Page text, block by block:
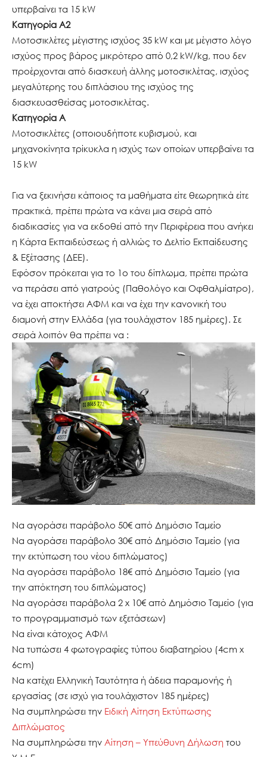
υπερβαίνει τα 15 kW
Κατηγορία A2
Μοτοσικλέτες μέγιστης ισχύος 35 kW και με μέγιστο λόγο
ισχύος προς βάρος μικρότερο από 0,2 kW/kg, που δεν
προέρχονται από διασκευή άλλης μοτοσικλέτας, ισχύος
μεγαλύτερης του διπλάσιου της ισχύος της
διασκευασθείσας μοτοσικλέτας.
Κατηγορία Α
Μοτοσικλέτες (οποιουδήποτε κυβισμού, και
μηχανοκίνητα τρίκυκλα η ισχύς των οποίων υπερβαίνει τα
15 kW
Για να ξεκινήσει κάποιος τα μαθήματα είτε θεωρητικά είτε
πρακτικά, πρέπει πρώτα να κάνει μια σειρά από
διαδικασίες για να εκδοθεί από την Περιφέρεια που ανήκει
η Κάρτα Εκπαιδεύσεως ή αλλιώς το Δελτίο Εκπαίδευσης
& Εξέτασης (ΔΕΕ).
Εφόσον πρόκειται για το 1ο του δίπλωμα, πρέπει πρώτα
να περάσει από γιατρούς (Παθολόγο και Οφθαλμίατρο),
να έχει αποκτήσει ΑΦΜ και να έχει την κανονική του
διαμονή στην Ελλάδα (για τουλάχιστον 185 ημέρες). Σε
σειρά λοιπόν θα πρέπει να :
Να αγοράσει παράβολο 50€ από Δημόσιο Ταμείο
Να αγοράσει παράβολο 30€ από Δημόσιο Ταμείο (για
την εκτύπωση του νέου διπλώματος)
Nα αγοράσει παράβολο 18€ από Δημόσιο Ταμείο (για
την απόκτηση του διπλώματος)
Να αγοράσει παράβολα 2 x 10€ από Δημόσιο Ταμείο (για
το προγραμματισμό των εξετάσεων)
Να είναι κάτοχος ΑΦΜ
Να τυπώσει 4 φωτογραφίες τύπου διαβατηρίου (4cm x
6cm)
Να κατέχει Ελληνική Ταυτότητα ή άδεια παραμονής ή
εργασίας (σε ισχύ για τουλάχιστον 185 ημέρες)
Να συμπληρώσει την Ειδική Αίτηση Εκτύπωσης
Διπλώματος
Να συμπληρώσει την Αίτηση – Υπεύθυνη Δήλωση του